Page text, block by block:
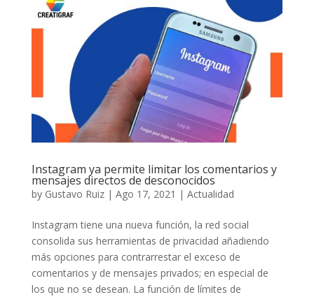
Instagram ya permite limitar los comentarios y
mensajes directos de desconocidos
by Gustavo Ruiz| Ago 17, 2021 | Actualidad
Instagram tiene una nueva función, la red social
consolida sus herramientas de privacidad añadiendo
más opciones para contrarrestar el exceso de
comentarios y de mensajes privados; en especial de
los que no se desean. La función de límites de